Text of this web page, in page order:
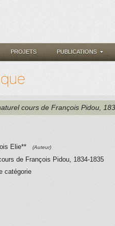
PROJETS PUBLICATIONS
cours de François Pidou,
Elie** (Auteur)
de François Pidou, 1834-1835
catégorie